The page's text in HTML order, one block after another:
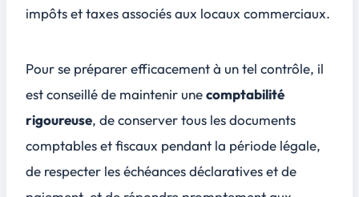
impôts et taxes associés aux locaux commerciaux.
Pour se préparer efficacement à un tel contrôle, il
est conseillé de maintenir unecomptabilité
rigoureuse, de conserver tous les documents
comptables et fiscaux pendant la période légale,
de respecter les échéances déclaratives et de